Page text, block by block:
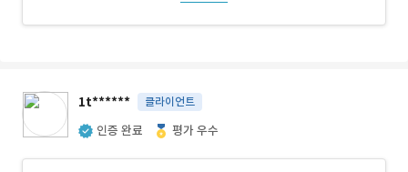
1t****** 클라이언트
인증 완료 평가 우수